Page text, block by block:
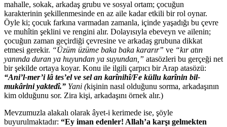
mahalle, sokak, arkadaş grubu ve sosyal ortam; çocuğun
karakterinin şekillenmesinde en az aile kadar etkili bir rol oynar.
Öyle ki; çocuk farkına varmadan zamanla, içinde yaşadığı bu çevre
ve muhîtin şeklini ve rengini alır. Dolayısıyla ebeveyn ve ailenin;
çocuğun zaman geçirdiği çevresine ve arkadaş grubuna dikkat
etmesi gerekir. “Üzüm üzüme baka baka kararır” ve “kır atın
yanında duran ya huyundan ya suyundan,” atasözleri bu gerçeği net
bir şekilde ortaya koyar. Konu ile ilgili çarpıcı bir Arap atasözü:
“Ani’l-mer’i lâ tes’el ve sel an karînihî/Fe küllu karînin bil-
mukârini yaktedî.” Yani (kişinin nasıl olduğunu sorma, arkadaşının
kim olduğunu sor. Zira kişi, arkadaşını örnek alır.)
Mevzumuzla alakalı olarak âyet-i kerimede ise, şöyle
buyurulmaktadır: “Ey iman edenler! Allah’a karşı gelmekten